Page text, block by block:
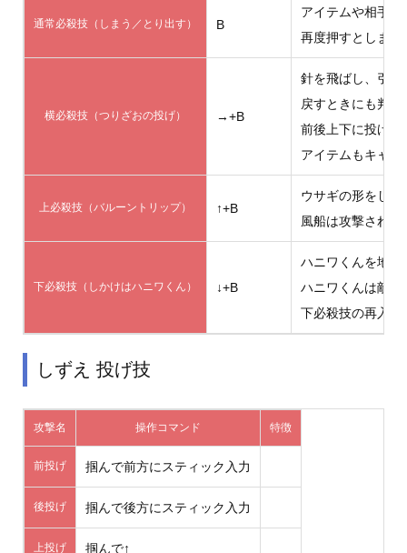
通常必殺技（しまう／とり出す） B
アイテムや相手
再度押すとしまっ
横必殺技（つりざおの投げ） →+B
針を飛ばし、引っ
戻すときにも判定
前後上下に投げ分
アイテムもキャ
上必殺技（バルーントリップ） ↑+B
ウサギの形をし
風船は攻撃され
下必殺技（しかけはハニワくん） ↓+B
ハニワくんを地面
ハニワくんは敵が
下必殺技の再入力
しずえ 投げ技
攻撃名 操作コマンド 特徴
前投げ 掴んで前方にスティック入力
後投げ 掴んで後方にスティック入力
上投げ 掴んで↑